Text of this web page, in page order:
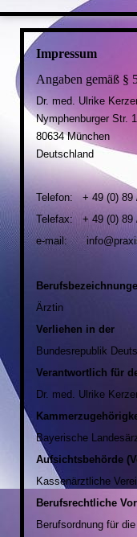
Impressum
Angaben gemäß §
Dr. med. Ulrike
Nymphenburger Str.
80634 München
Deutschland
Telefon: + 49 (0) 89
Telefax: + 49 (0) 89
e-mail:
Ärztin
Verliehen in der
Bundesrepublik
Verantwortlich für
Dr. med. Ulrike
Bayerische
Aufsichtsbehörde
Kassenärztliche
Berufsrechtliche
Berufsordnung für